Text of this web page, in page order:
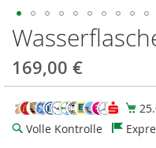
169,00 €
Volle Kontrolle
Zum
Anfang
der
Bildgalerie